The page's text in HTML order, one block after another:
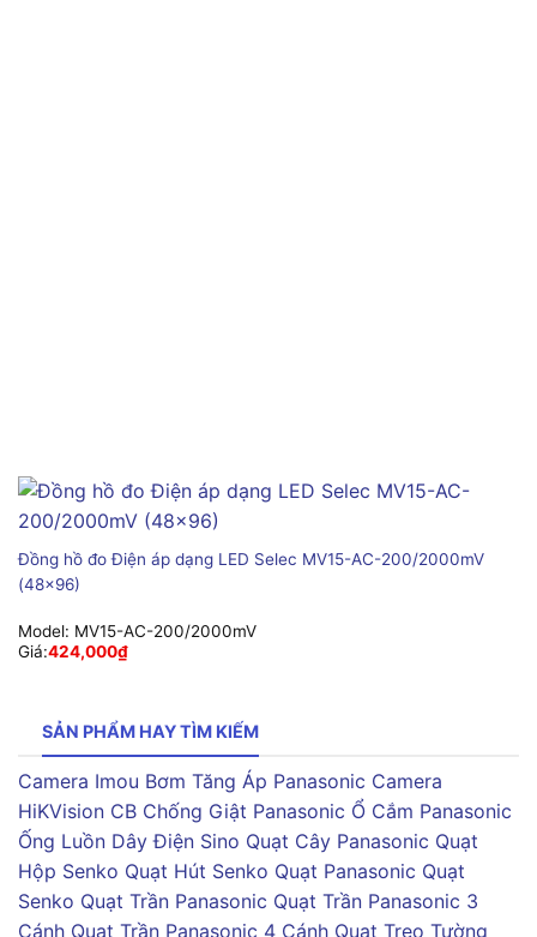
Đồng hồ đo Điện áp dạng LED Selec MV15-AC-200/2000mV
(48×96)
Model: MV15-AC-200/2000mV
Giá:424,000₫
SẢN PHẨM HAY TÌM KIẾM
Camera Imou Bơm Tăng Áp Panasonic Camera
HiKVision CB Chống Giật Panasonic Ổ Cắm Panasonic
Ống Luồn Dây Điện Sino Quạt Cây Panasonic Quạt
Hộp Senko Quạt Hút Senko Quạt Panasonic Quạt
Senko Quạt Trần Panasonic Quạt Trần Panasonic 3
Cánh Quạt Trần Panasonic 4 Cánh Quạt Treo Tường